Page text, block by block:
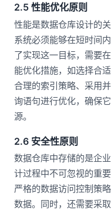
2.5 性能优化原则
性能是数据仓库设计的
系统必须能够在短时间
了实现这一目标，需要
能优化措施，如选择合
合理的索引策略、采用
询语句进行优化，确保
源。
2.6 安全性原则
数据仓库中存储的是企
计过程中不可忽视的重
严格的数据访问控制策
数据。同时，还需要采